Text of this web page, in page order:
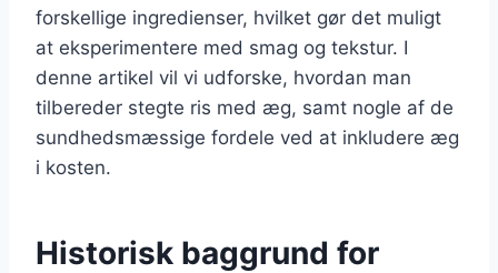
forskellige ingredienser, hvilket gør det muligt
at eksperimentere med smag og tekstur. I
denne artikel vil vi udforske, hvordan man
tilbereder stegte ris med æg, samt nogle af de
sundhedsmæssige fordele ved at inkludere æg
i kosten.
Historisk baggrund for